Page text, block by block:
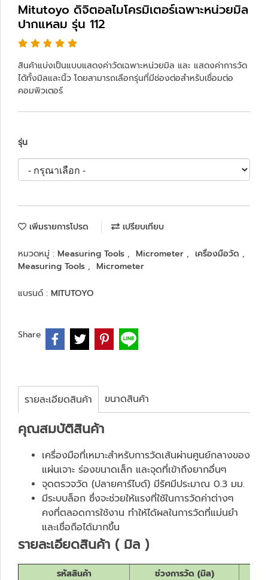
Mitutoyo ดิจิตอลไมโครมิเตอร์เฉพาะหน่วยมิล
ปากแหลม รุ่น 112
สินค้าแบ่งเป็นแบบแสดงค่าวัดเฉพาะหน่วยมิล และ แสดงค่าการวัด
ได้ทั้งมิลและนิ้ว โดยสามารถเลือกรุ่นที่มีช่องต่อสำหรับเชื่อมต่อ
คอมพิวเตอร์
รุ่น
เพิ่มรายการโปรด เปรียบเทียบ
หมวดหมู่ : Measuring Tools , Micrometer , เครื่องมือวัด ,
Measuring Tools , Micrometer
แบรนด์ : MITUTOYO
Share
รายละเอียดสินค้า ขนาดสินค้า
คุณสมบัติสินค้า
เครื่องมือที่เหมาะสำหรับการวัดเส้นผ่านศูนย์กลางของ
แผ่นเจาะ ร่องขนาดเล็ก และจุดที่เข้าถึงยากอื่นๆ
จุดตรวจวัด (ปลายคาร์ไบด์) มีรัศมีประมาณ 0.3 มม.
มีระบบล็อก ซึ่งจะช่วยให้แรงที่ใช้ในการวัดค่าต่างๆ
คงที่ตลอดการใช้งาน ทำให้ได้ผลในการวัดที่แม่นยำ
และเชื่อถือได้มากขึ้น
รายละเอียดสินค้า ( มิล )
รหัสสินค้า ช่วงการวัด (มิล)